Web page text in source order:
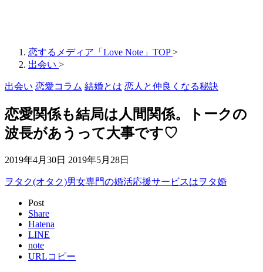
恋するメディア「Love Note」TOP >
出会い >
出会い 恋愛コラム 結婚とは 恋人と仲良くなる秘訣
恋愛関係も結局は人間関係。トークの
波長があうって大事です♡
2019年4月30日 2019年5月28日
ヲタク(オタク)男女専門の婚活応援サービスはヲタ婚
Post
Share
Hatena
LINE
note
URLコピー